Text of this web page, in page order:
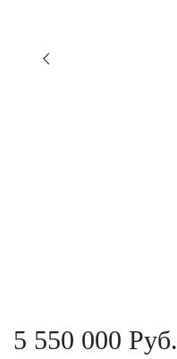
5 550 000 Руб.